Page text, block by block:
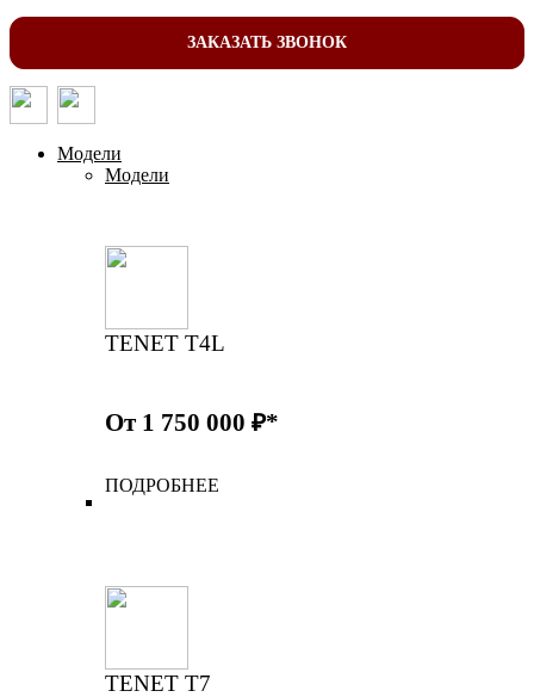
ЗАКАЗАТЬ ЗВОНОК
Модели
Модели
TENET T4L
От 1 750 000 ₽*
ПОДРОБНЕЕ
TENET T7